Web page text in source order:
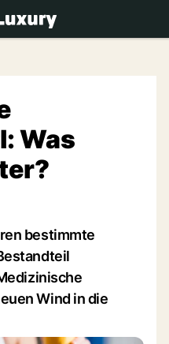
Was
bestimmte
Wind in die